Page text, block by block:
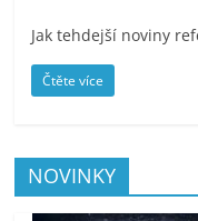
Jak tehdejší noviny
Čtěte více
NOVINKY